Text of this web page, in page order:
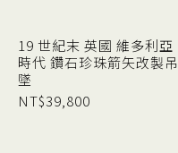
19 世紀末 英國 維多利亞
時代 鑽石珍珠箭矢改製吊
墜
NT$39,800